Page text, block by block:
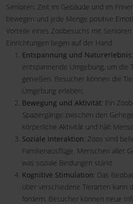
Senioren, Zeit im Gebäude und im
bewegen und jede Menge positive
Vorteile eines Zoobesuchs mit
Einrichtungen liegen auf der Hand.
Entspannung und Naturerlebnis
entspannende Umgebung, um die
genießen. Besucher können die
Umgebung erleben.
Bewegung und Aktivität: Ein
Spaziergänge zwischen den
körperliche Aktivität und hält
Soziale Interaktion: Zoos sind
Familienausflüge. Menschen aller
was soziale Bindungen stärkt.
Kognitive Stimulation: Das
über verschiedene Tierarten kann
fördern. Besucher können neue